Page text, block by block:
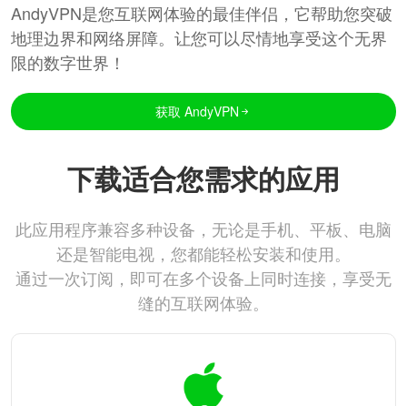
AndyVPN是您互联网体验的最佳伴侣，它帮助您突破
地理边界和网络屏障。让您可以尽情地享受这个无界
限的数字世界！
获取 AndyVPN
下载适合您需求的应用
此应用程序兼容多种设备，无论是手机、平板、电脑
还是智能电视，您都能轻松安装和使用。
通过一次订阅，即可在多个设备上同时连接，享受无
缝的互联网体验。